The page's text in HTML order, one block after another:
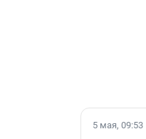
5 мая, 09:53